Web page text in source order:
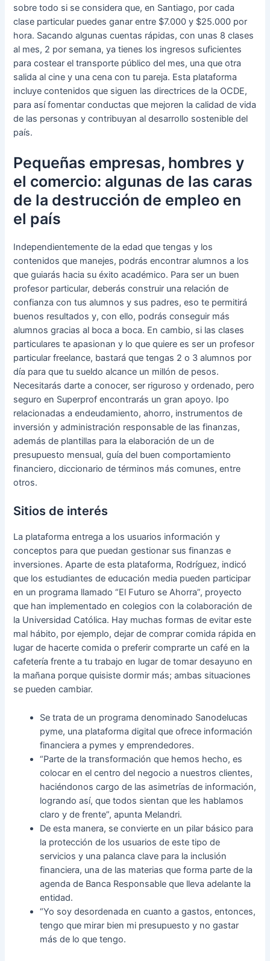
sobre todo si se considera que, en Santiago, por cada
clase particular puedes ganar entre $7.000 y $25.000 por
hora. Sacando algunas cuentas rápidas, con unas 8 clases
al mes, 2 por semana, ya tienes los ingresos suficientes
para costear el transporte público del mes, una que otra
salida al cine y una cena con tu pareja. Esta plataforma
incluye contenidos que siguen las directrices de la OCDE,
para así fomentar conductas que mejoren la calidad de vida
de las personas y contribuyan al desarrollo sostenible del
país.
Pequeñas empresas, hombres y
el comercio: algunas de las caras
de la destrucción de empleo en
el país
Independientemente de la edad que tengas y los
contenidos que manejes, podrás encontrar alumnos a los
que guiarás hacia su éxito académico. Para ser un buen
profesor particular, deberás construir una relación de
confianza con tus alumnos y sus padres, eso te permitirá
buenos resultados y, con ello, podrás conseguir más
alumnos gracias al boca a boca. En cambio, si las clases
particulares te apasionan y lo que quiere es ser un profesor
particular freelance, bastará que tengas 2 o 3 alumnos por
día para que tu sueldo alcance un millón de pesos.
Necesitarás darte a conocer, ser riguroso y ordenado, pero
seguro en Superprof encontrarás un gran apoyo. Ipo
relacionadas a endeudamiento, ahorro, instrumentos de
inversión y administración responsable de las finanzas,
además de plantillas para la elaboración de un de
presupuesto mensual, guía del buen comportamiento
financiero, diccionario de términos más comunes, entre
otros.
Sitios de interés
La plataforma entrega a los usuarios información y
conceptos para que puedan gestionar sus finanzas e
inversiones. Aparte de esta plataforma, Rodríguez, indicó
que los estudiantes de educación media pueden participar
en un programa llamado “El Futuro se Ahorra”, proyecto
que han implementado en colegios con la colaboración de
la Universidad Católica. Hay muchas formas de evitar este
mal hábito, por ejemplo, dejar de comprar comida rápida en
lugar de hacerte comida o preferir comprarte un café en la
cafetería frente a tu trabajo en lugar de tomar desayuno en
la mañana porque quisiste dormir más; ambas situaciones
se pueden cambiar.
Se trata de un programa denominado Sanodelucas
pyme, una plataforma digital que ofrece información
financiera a pymes y emprendedores.
“Parte de la transformación que hemos hecho, es
colocar en el centro del negocio a nuestros clientes,
haciéndonos cargo de las asimetrías de información,
logrando así, que todos sientan que les hablamos
claro y de frente”, apunta Melandri.
De esta manera, se convierte en un pilar básico para
la protección de los usuarios de este tipo de
servicios y una palanca clave para la inclusión
financiera, una de las materias que forma parte de la
agenda de Banca Responsable que lleva adelante la
entidad.
“Yo soy desordenada en cuanto a gastos, entonces,
tengo que mirar bien mi presupuesto y no gastar
más de lo que tengo.